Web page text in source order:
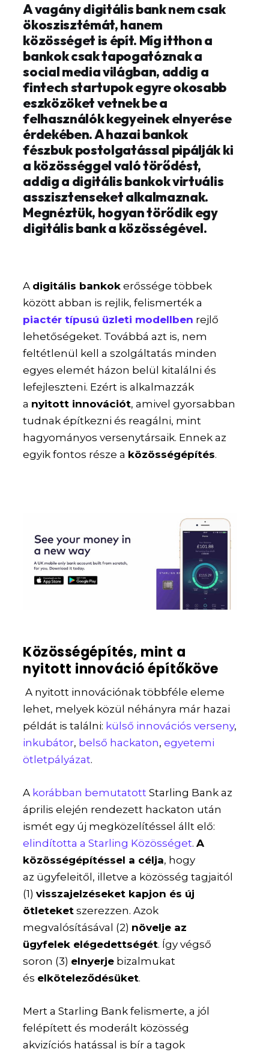
A vagány digitális bank nem csak
ökoszisztémát, hanem
közösséget is épít. Míg itthon a
bankok csak tapogatóznak a
social media világban, addig a
fintech startupok egyre okosabb
eszközöket vetnek be a
felhasználók kegyeinek elnyerése
érdekében. A hazai bankok
fészbuk postolgatással pipálják ki
a közösséggel való törődést,
addig a digitális bankok virtuális
asszisztenseket alkalmaznak.
Megnéztük, hogyan törődik egy
digitális bank a közösségével.
A digitális bankok erőssége többek
között abban is rejlik, felismerték a
piactér típusú üzleti modellben rejlő
lehetőségeket. Továbbá azt is, nem
feltétlenül kell a szolgáltatás minden
egyes elemét házon belül kitalálni és
lefejleszteni. Ezért is alkalmazzák
a nyitott innovációt, amivel gyorsabban
tudnak építkezni és reagálni, mint
hagyományos versenytársaik. Ennek az
egyik fontos része a közösségépítés.
Közösségépítés, mint a
nyitott innováció építőköve
A nyitott innovációnak többféle eleme
lehet, melyek közül néhányra már hazai
példát is találni: külső innovációs verseny,
inkubátor, belső hackaton,egyetemi
ötletpályázat.
A korábban bemutatott Starling Bank az
április elején rendezett hackaton után
ismét egy új megközelítéssel állt elő:
elindította a Starling Közösséget.A
közösségépítéssel a célja, hogy
az ügyfeleitől, illetve a közösség tagjaitól
(1)visszajelzéseket kapjon és új
ötleteket szerezzen. Azok
megvalósításával (2) növelje az
ügyfelek elégedettségét. Így végső
soron (3) elnyerje bizalmukat
és elköteleződésüket.
Mert a Starling Bank felismerte, a jól
felépített és moderált közösség
akvizíciós hatással is bír a tagok